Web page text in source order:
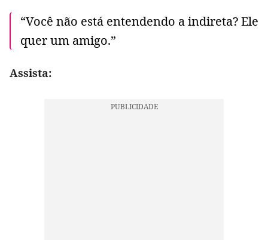
“Você não está entendendo a indireta? Ele
quer um amigo.”
Assista: